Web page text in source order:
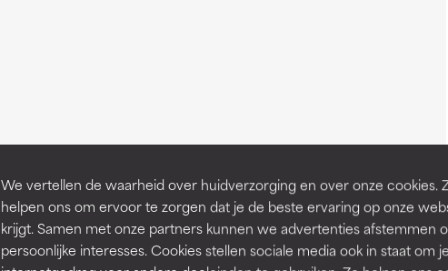
We vertellen de waarheid over huidverzorging en over onze cookies.
helpen ons om ervoor te zorgen dat je de beste ervaring op onze
krijgt. Samen met onze partners kunnen we advertenties afstemmen
persoonlijke interesses. Cookies stellen sociale media ook in staat om je